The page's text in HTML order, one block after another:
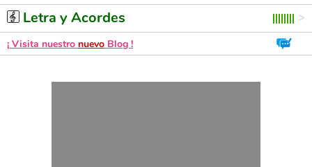
Letra y Acordes
¡ Visita nuestro nuevo Blog !